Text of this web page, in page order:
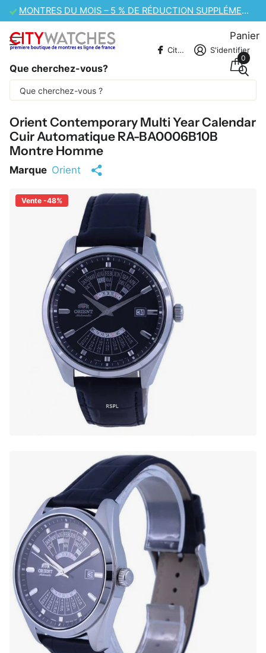
VENTE DE MONTRES CASIO – 10 % DE RÉDUCTION SUPPLÉMENTAIRE
Que cherchez-vous?
CitywatchesFR S'identifier
Panier
0
Une partie du contenu est traduite
automatiquement.
Orient Contemporary Multi Year Calendar
Cuir Automatique RA-BA0006B10B
Montre Homme
Marque Orient
Vente -48%